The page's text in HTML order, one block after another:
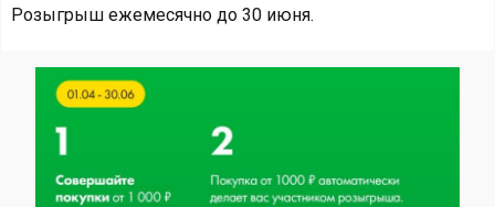
Розыгрыш ежемесячно до 30 июня.